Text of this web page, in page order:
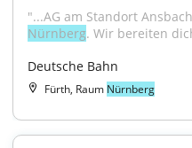
Nürnberg. Wir bereiten
Deutsche Bahn
Fürth, Raum Nürnberg